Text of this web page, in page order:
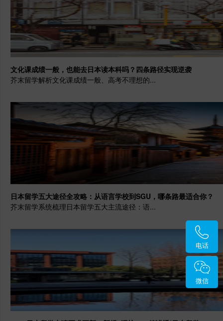
文化课成绩一般，也能去日本读本科吗？四条路径实现逆袭
芥末留学解析文化课成绩一般、高考不理想的...
日本留学五大途径全攻略：从语言学校到SGU，哪条路最适合你？
芥末留学系统梳理日本留学五大主流途径：语...
电话
微信